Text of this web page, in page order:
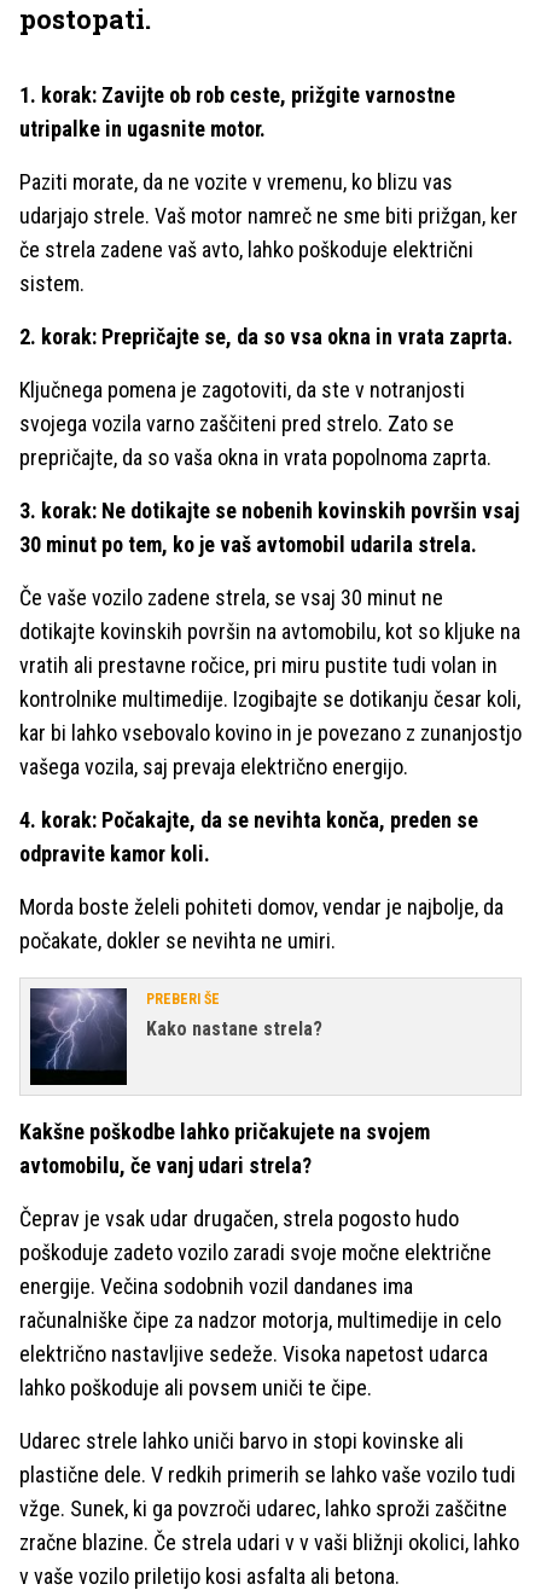
postopati.
1. korak: Zavijte ob rob ceste, prižgite varnostne
utripalke in ugasnite motor.
Paziti morate, da ne vozite v vremenu, ko blizu vas
udarjajo strele. Vaš motor namreč ne sme biti prižgan, ker
če strela zadene vaš avto, lahko poškoduje električni
sistem.
2. korak: Prepričajte se, da so vsa okna in vrata zaprta.
Ključnega pomena je zagotoviti, da ste v notranjosti
svojega vozila varno zaščiteni pred strelo. Zato se
prepričajte, da so vaša okna in vrata popolnoma zaprta.
3. korak: Ne dotikajte se nobenih kovinskih površin vsaj
30 minut po tem, ko je vaš avtomobil udarila strela.
Če vaše vozilo zadene strela, se vsaj 30 minut ne
dotikajte kovinskih površin na avtomobilu, kot so kljuke na
vratih ali prestavne ročice, pri miru pustite tudi volan in
kontrolnike multimedije. Izogibajte se dotikanju česar koli,
kar bi lahko vsebovalo kovino in je povezano z zunanjostjo
vašega vozila, saj prevaja električno energijo.
4. korak: Počakajte, da se nevihta konča, preden se
odpravite kamor koli.
Morda boste želeli pohiteti domov, vendar je najbolje, da
počakate, dokler se nevihta ne umiri.
PREBERI ŠE
Kako nastane strela?
Kakšne poškodbe lahko pričakujete na svojem
avtomobilu, če vanj udari strela?
Čeprav je vsak udar drugačen, strela pogosto hudo
poškoduje zadeto vozilo zaradi svoje močne električne
energije. Večina sodobnih vozil dandanes ima
računalniške čipe za nadzor motorja, multimedije in celo
električno nastavljive sedeže. Visoka napetost udarca
lahko poškoduje ali povsem uniči te čipe.
Udarec strele lahko uniči barvo in stopi kovinske ali
plastične dele. V redkih primerih se lahko vaše vozilo tudi
vžge. Sunek, ki ga povzroči udarec, lahko sproži zaščitne
zračne blazine. Če strela udari v v vaši bližnji okolici, lahko
v vaše vozilo priletijo kosi asfalta ali betona.